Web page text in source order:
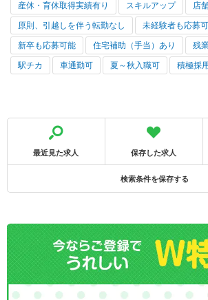
産休・育休取得実績有り スキルアップ 店
原則、引越しを伴う転勤なし 未経験者も応募
新卒も応募可能 住宅補助（手当）あり 残
駅チカ 車通勤可 夏～秋入職可 積極採
最近見た求人 保存した求人
検索条件を保存する